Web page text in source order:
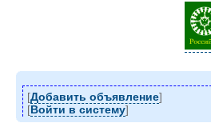
[Добавить объявление]
[Войти в систему]